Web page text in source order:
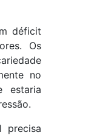
déficit
Os
no
estaria
precisa